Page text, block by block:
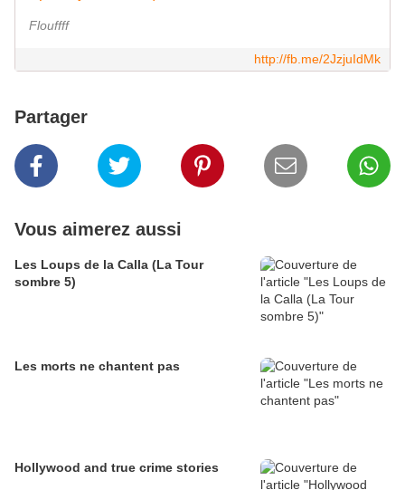
Flouffff
http://fb.me/2JzjuIdMk
Partager
Vous aimerez aussi
Les Loups de la Calla (La Tour
sombre 5)
Les morts ne chantent pas
Hollywood and true crime stories